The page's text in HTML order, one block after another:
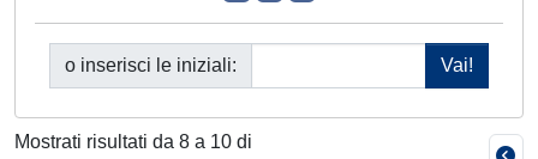
o inserisci le iniziali:
Mostrati risultati da 8 a 10 di